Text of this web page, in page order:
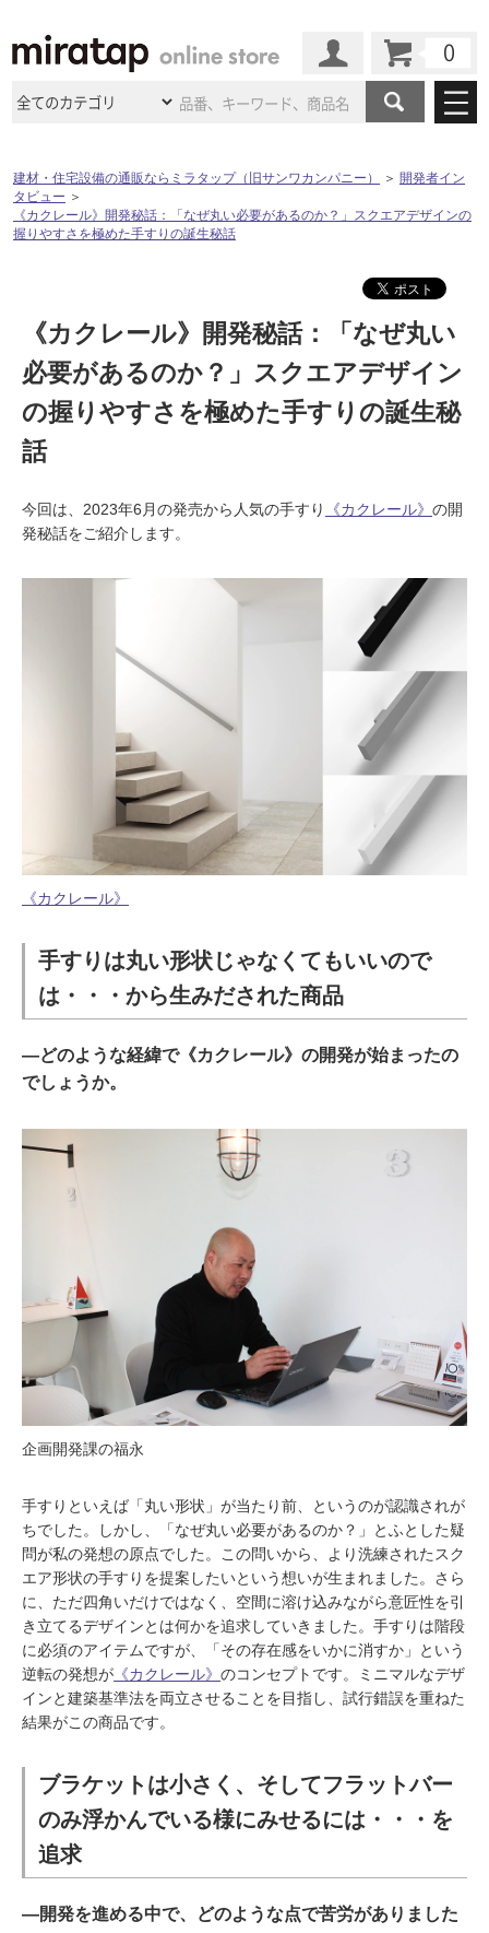
商品カテゴリ
洗面所・水回り タイル
浴室（風呂・バスルー
トイレ
ドア（扉）・建具・玄関
扉
エクステリア（外構）
ウッドデッキ フローリング・床材
収納
照明 ペット用品
内装用建材 パネル・壁材
天然石・石材
施工材
施工事例
ミラタップ のあるくらし お客様訪問インタビュー
店舗・施設事例
大阪ショールーム 仙台ショールーム
名古屋ショールーム 京都ショールーム
ム
横浜スマートショールー
BOX
サポート
ご利用ガイド 初めての方へ
よくある質問
修理お問い合わせ クレーム公開
スタイリング
チャンネル
オンライン相談
その他サービス
ミラタップと
ASOLIE
自分らしい家づくり
SUVACO
最高のリノベ会社がみつ
建材・住宅設備の通販ならミラタップ（旧サンワカンパニー） ＞ 開発者イン
タビュー ＞
《カクレール》開発秘話：「なぜ丸い必要があるのか？」スクエアデザインの
握りやすさを極めた手すりの誕生秘話
《カクレール》開発秘話：「なぜ丸い
必要があるのか？」スクエアデザイン
の握りやすさを極めた手すりの誕生秘
話
今回は、2023年6月の発売から人気の手すり 《カクレール》 の開
発秘話をご紹介します。
《カクレール》
手すりは丸い形状じゃなくてもいいので
は・・・から生みだされた商品
―どのような経緯で《カクレール》の開発が始まったの
でしょうか。
企画開発課の福永
手すりといえば「丸い形状」が当たり前、というのが認識されが
ちでした。しかし、「なぜ丸い必要があるのか？」とふとした疑
問が私の発想の原点でした。この問いから、より洗練されたスク
エア形状の手すりを提案したいという想いが生まれました。さら
に、ただ四角いだけではなく、空間に溶け込みながら意匠性を引
き立てるデザインとは何かを追求していきました。手すりは階段
に必須のアイテムですが、「その存在感をいかに消すか」という
逆転の発想が 《カクレール》 のコンセプトです。ミニマルなデザ
インと建築基準法を両立させることを目指し、試行錯誤を重ねた
結果がこの商品です。
ブラケットは小さく、そしてフラットバー
のみ浮かんでいる様にみせるには・・・を
追求
―開発を進める中で、どのような点で苦労がありました